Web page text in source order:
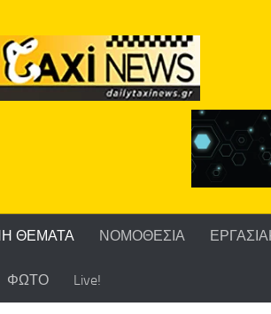
ΘΕΜΑΤΑ ΝΟΜΟΘΕΣΙΑ
ΦΩΤΟ Live!